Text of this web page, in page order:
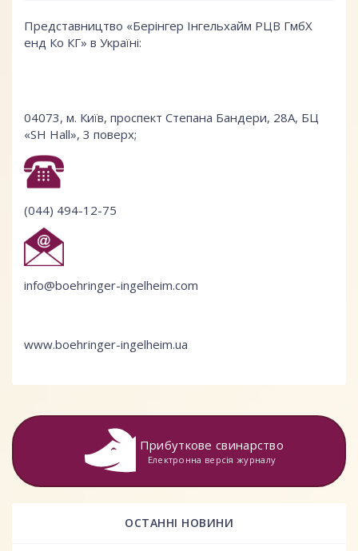
Представництво «Берінгер Інгельхайм РЦВ ГмбХ
енд Ко КГ» в Україні:
04073, м. Київ, проспект Степана Бандери, 28А, БЦ
«SH Hall», 3 поверх;
(044) 494-12-75
info@boehringer-ingelheim.com
www.boehringer-ingelheim.ua
Прибуткове свинарство
Електронна версія журналу
ОСТАННІ НОВИНИ